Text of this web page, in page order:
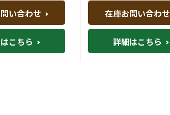
い合わせ
こちら
在庫お問い合わせ
詳細はこちら